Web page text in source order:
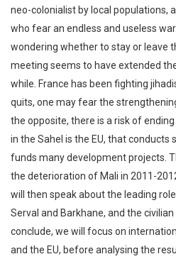
neo-colonialist by local populations,
who fear an endless and useless
wondering whether to stay or leave
meeting seems to have extended
while. France has been fighting
quits, one may fear the
the opposite, there is a risk of
in the Sahel is the EU, that conducts
funds many development projects.
the deterioration of Mali in 2011-
will then speak about the leading
Serval and Barkhane, and the
conclude, we will focus on
and the EU, before analysing the